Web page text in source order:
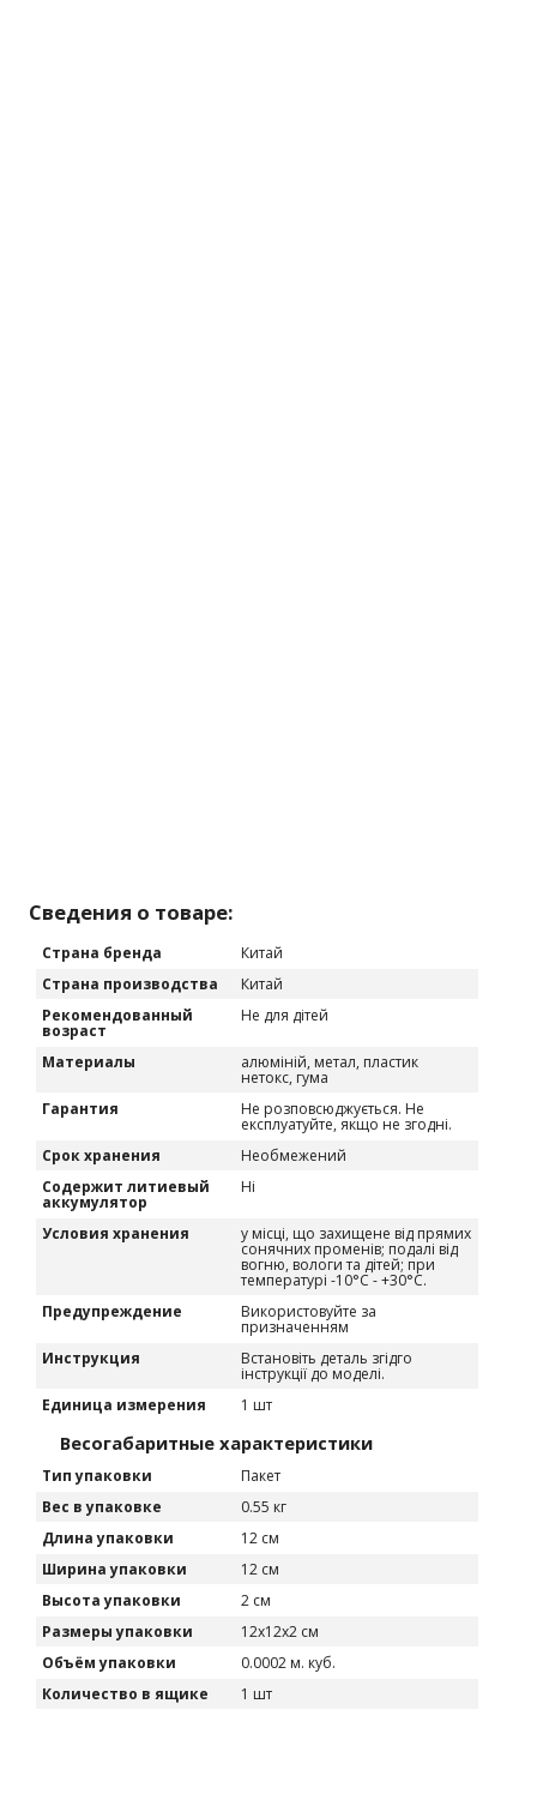
Сведения о товаре:
Страна бренда
Китай
Страна производства
Китай
Рекомендованный
возраст
Не для дітей
Материалы алюміній, метал, пластик
нетокс, гума
Гарантия
Не розповсюджується. Не
експлуатуйте, якщо не згодні.
Срок хранения
Необмежений
Содержит литиевый
аккумулятор
Ні
Условия хранения у місці, що захищене від прямих
сонячних променів; подалі від
вогню, вологи та дітей; при
температурі -10°C - +30°C.
Предупреждение
Використовуйте за
призначенням
Инструкция
Встановіть деталь згідго
інструкції до моделі.
Единица измерения
1 шт
Весогабаритные характеристики
Тип упаковки
Пакет
Вес в упаковке
0.55 кг
Длина упаковки
12 см
Ширина упаковки
12 см
Высота упаковки
2 см
Размеры упаковки
12х12х2 см
Объём упаковки
0.0002 м. куб.
Количество в ящике
1 шт